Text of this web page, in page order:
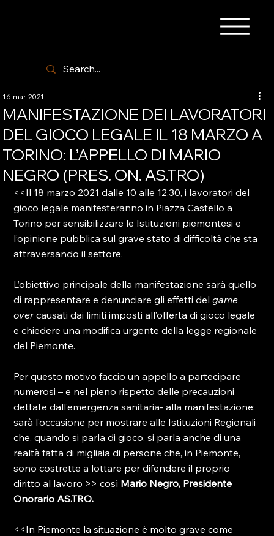
MANIFESTAZIONE DEI LAVORATORI
DEL GIOCO LEGALE IL 18 MARZO A
TORINO: L’APPELLO DI MARIO
NEGRO (PRES. ON. AS.TRO)
16 mar 2021
<<Il 18 marzo 2021 dalle 10 alle 12.30, i lavoratori del
gioco legale manifesteranno in Piazza Castello a
Torino per sensibilizzare le Istituzioni piemontesi e
l’opinione pubblica sul grave stato di difficoltà che sta
attraversando il settore.
L’obiettivo principale della manifestazione sarà quello
di rappresentare e denunciare gli effetti del game
over causati dai limiti imposti all’offerta di gioco legale
e chiedere una modifica urgente della legge regionale
del Piemonte.
Per questo motivo faccio un appello a partecipare
numerosi – e nel pieno rispetto delle precauzioni
dettate dall’emergenza sanitaria- alla manifestazione:
sarà l’occasione per mostrare alle Istituzioni Regionali
che, quando si parla di gioco, si parla anche di una
realtà fatta di migliaia di persone che, in Piemonte,
sono costrette a lottare per difendere il proprio
diritto al lavoro >> così Mario Negro, Presidente
Onorario AS.TRO.
<<In Piemonte la situazione è molto grave come